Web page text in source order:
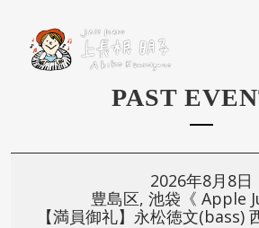
PAST
2026年8月8日
豊島区, 池袋《 Apple
【満員御礼】永松徳文(bass)